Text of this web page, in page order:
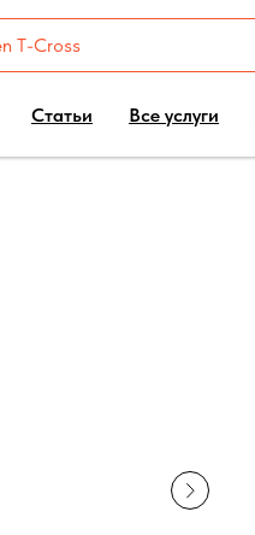
Статьи Все услуги